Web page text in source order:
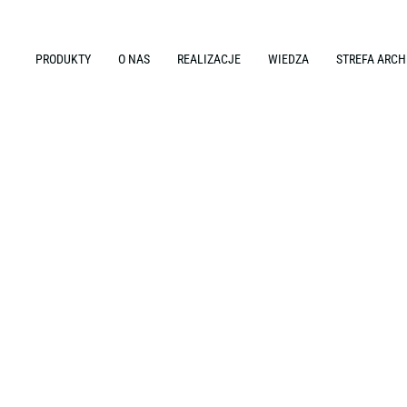
PRODUKTY O NAS REALIZACJE WIEDZA STREFA